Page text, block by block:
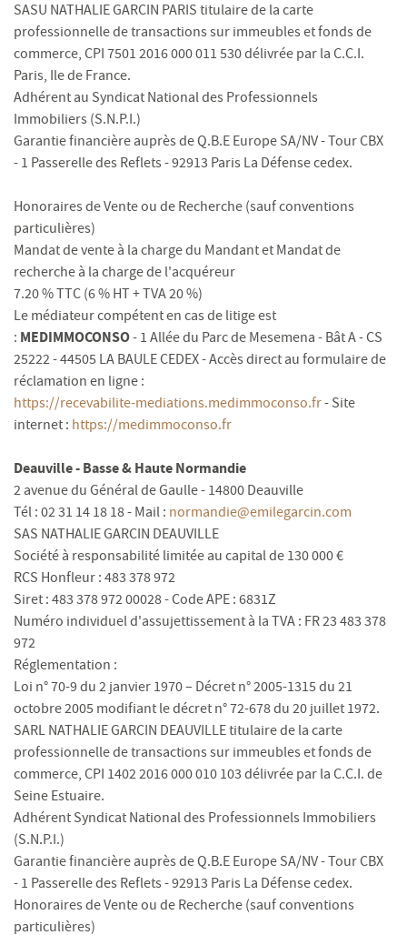
SASU NATHALIE GARCIN PARIS titulaire de la carte
professionnelle de transactions sur immeubles et fonds de
commerce, CPI 7501 2016 000 011 530 délivrée par la C.C.I.
Paris, Ile de France.
Adhérent au Syndicat National des Professionnels
Immobiliers (S.N.P.I.)
Garantie financière auprès de Q.B.E Europe SA/NV - Tour CBX
- 1 Passerelle des Reflets - 92913 Paris La Défense cedex.
Honoraires de Vente ou de Recherche (sauf conventions
particulières)
Mandat de vente à la charge du Mandant et Mandat de
recherche à la charge de l'acquéreur
7.20 % TTC (6 % HT + TVA 20 %)
Le médiateur compétent en cas de litige est
: MEDIMMOCONSO- 1 Allée du Parc de Mesemena - Bât A - CS
25222 - 44505 LA BAULE CEDEX - Accès direct au formulaire de
réclamation en ligne :
https://recevabilite-mediations.medimmoconso.fr- Site
internet : https://medimmoconso.fr
Deauville - Basse & Haute Normandie
2 avenue du Général de Gaulle - 14800 Deauville
Tél : 02 31 14 18 18 - Mail : normandie@emilegarcin.com
SAS NATHALIE GARCIN DEAUVILLE
Société à responsabilité limitée au capital de 130 000 €
RCS Honfleur : 483 378 972
Siret : 483 378 972 00028 - Code APE : 6831Z
Numéro individuel d'assujettissement à la TVA : FR 23 483 378
972
Réglementation :
Loi n° 70-9 du 2 janvier 1970 – Décret n° 2005-1315 du 21
octobre 2005 modifiant le décret n° 72-678 du 20 juillet 1972.
SARL NATHALIE GARCIN DEAUVILLE titulaire de la carte
professionnelle de transactions sur immeubles et fonds de
commerce, CPI 1402 2016 000 010 103 délivrée par la C.C.I. de
Seine Estuaire.
Adhérent Syndicat National des Professionnels Immobiliers
(S.N.P.I.)
Garantie financière auprès de Q.B.E Europe SA/NV - Tour CBX
- 1 Passerelle des Reflets - 92913 Paris La Défense cedex.
Honoraires de Vente ou de Recherche (sauf conventions
particulières)